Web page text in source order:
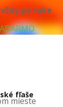
po ruke
mieste
fľaše